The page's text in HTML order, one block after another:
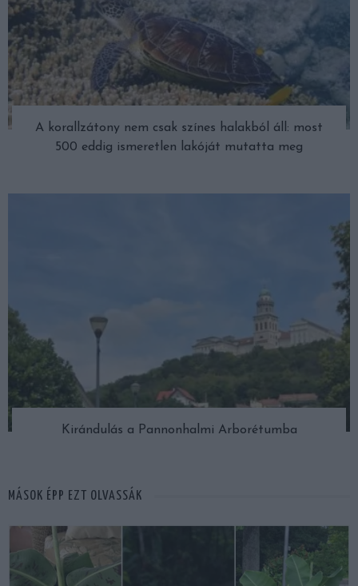
A korallzátony nem csak színes halakból áll: most
500 eddig ismeretlen lakóját mutatta meg
Kirándulás a Pannonhalmi Arborétumba
MÁSOK ÉPP EZT OLVASSÁK